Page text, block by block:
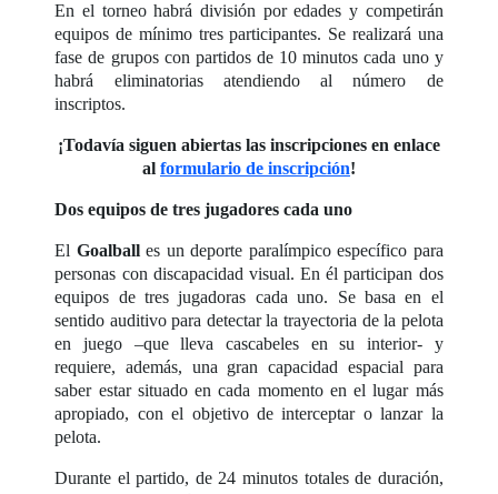
En el torneo habrá división por edades y competirán
equipos de mínimo tres participantes. Se realizará una
fase de grupos con partidos de 10 minutos cada uno y
habrá eliminatorias atendiendo al número de
inscriptos.
¡Todavía siguen abiertas las inscripciones en enlace
al formulario de inscripción!
Dos equipos de tres jugadores cada uno
El Goalballes un deporte paralímpico específico para
personas con discapacidad visual. En él participan dos
equipos de tres jugadoras cada uno. Se basa en el
sentido auditivo para detectar la trayectoria de la pelota
en juego –que lleva cascabeles en su interior- y
requiere, además, una gran capacidad espacial para
saber estar situado en cada momento en el lugar más
apropiado, con el objetivo de interceptar o lanzar la
pelota.
Durante el partido, de 24 minutos totales de duración,